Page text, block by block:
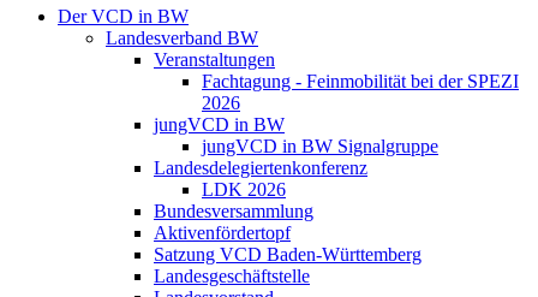
Der VCD in BW
Landesverband BW
Veranstaltungen
Fachtagung - Feinmobilität bei der SPEZI
2026
jungVCD in BW
jungVCD in BW Signalgruppe
Landesdelegiertenkonferenz
LDK 2026
Bundesversammlung
Aktivenfördertopf
Satzung VCD Baden-Württemberg
Landesgeschäftstelle